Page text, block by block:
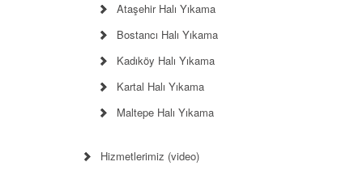
Ataşehir Halı Yıkama
Bostancı Halı Yıkama
Kadıköy Halı Yıkama
Kartal Halı Yıkama
Maltepe Halı Yıkama
Hizmetlerimiz (video)